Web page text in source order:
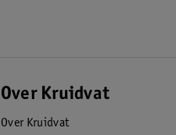
Over Kruidvat
Over Kruidvat